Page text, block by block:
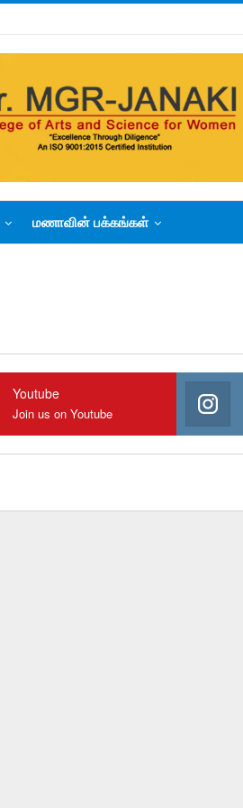
மணாவின் பக்கங்கள்
Youtube
Join us on Youtube